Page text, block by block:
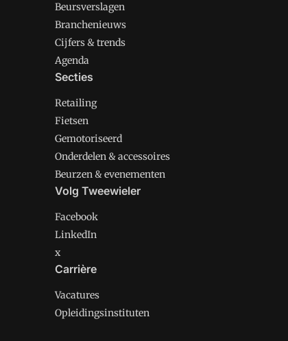
Beursverslagen
Branchenieuws
Cijfers & trends
Agenda
Secties
Retailing
Fietsen
Gemotoriseerd
Onderdelen & accessoires
Beurzen & evenementen
Volg Tweewieler
Facebook
LinkedIn
x
Carrière
Vacatures
Opleidingsinstituten